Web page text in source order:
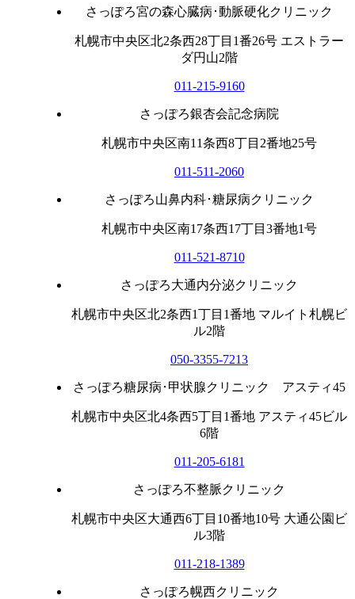
さっぽろ宮の森心臓病･動脈硬化クリニック
札幌市中央区北2条西28丁目1番26号 エストラー
ダ円山2階
011-215-9160
さっぽろ銀杏会記念病院
札幌市中央区南11条西8丁目2番地25号
011-511-2060
さっぽろ山鼻内科･糖尿病クリニック
札幌市中央区南17条西17丁目3番地1号
011-521-8710
さっぽろ大通内分泌クリニック
札幌市中央区北2条西1丁目1番地 マルイト札幌ビ
ル2階
050-3355-7213
さっぽろ糖尿病･甲状腺クリニック アスティ45
札幌市中央区北4条西5丁目1番地 アスティ45ビル
6階
011-205-6181
さっぽろ不整脈クリニック
札幌市中央区大通西6丁目10番地10号 大通公園ビ
ル3階
011-218-1389
さっぽろ幌西クリニック